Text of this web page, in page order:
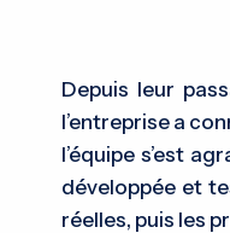
Depuis leur
l’entreprise a
l’équipe s’est
développée et
réelles, puis les